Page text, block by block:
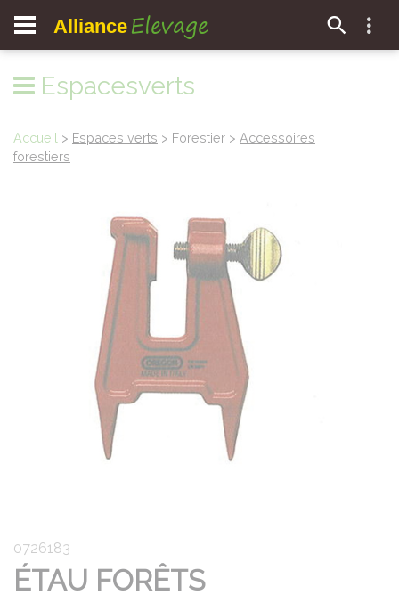
Alliance Elevage
Espacesverts
Accueil > Espaces verts > Forestier > Accessoires
forestiers
0726183
ÉTAU FORÊTS